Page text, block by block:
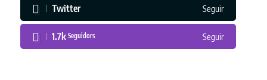
Twitter Seguir
1.7k Seguidors Seguir